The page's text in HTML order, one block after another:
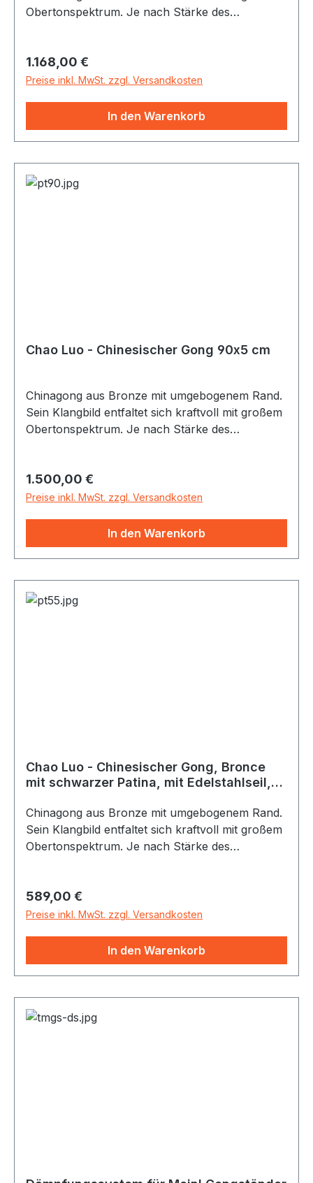
Obertonspektrum. Je nach Stärke des
entlocken - vom starken Bässen bis zu sirrenden
Obertönen. Alle Gongs incl. Gongschlägel
Regulärer Preis:
1.168,00 €
Preise inkl. MwSt. zzgl. Versandkosten
In den Warenkorb
Chao Luo - Chinesischer Gong 90x5 cm
Chinagong aus Bronze mit umgebogenem Rand.
Sein Klangbild entfaltet sich kraftvoll mit großem
Obertonspektrum. Je nach Stärke des
entlocken - vom starken Bässen bis zu sirrenden
Obertönen. Alle Gongs incl. Gongschlägel
Regulärer Preis:
1.500,00 €
Preise inkl. MwSt. zzgl. Versandkosten
In den Warenkorb
Chao Luo - Chinesischer Gong, Bronce
mit schwarzer Patina, mit Edelstahlseil,
Chinagong aus Bronze mit umgebogenem Rand.
Sein Klangbild entfaltet sich kraftvoll mit großem
Obertonspektrum. Je nach Stärke des
entlocken - vom starken Bässen bis zu sirrenden
Obertönen. Mit Edelstahlseil und Klemme für
Regulärer Preis:
589,00 €
Preise inkl. MwSt. zzgl. Versandkosten
In den Warenkorb